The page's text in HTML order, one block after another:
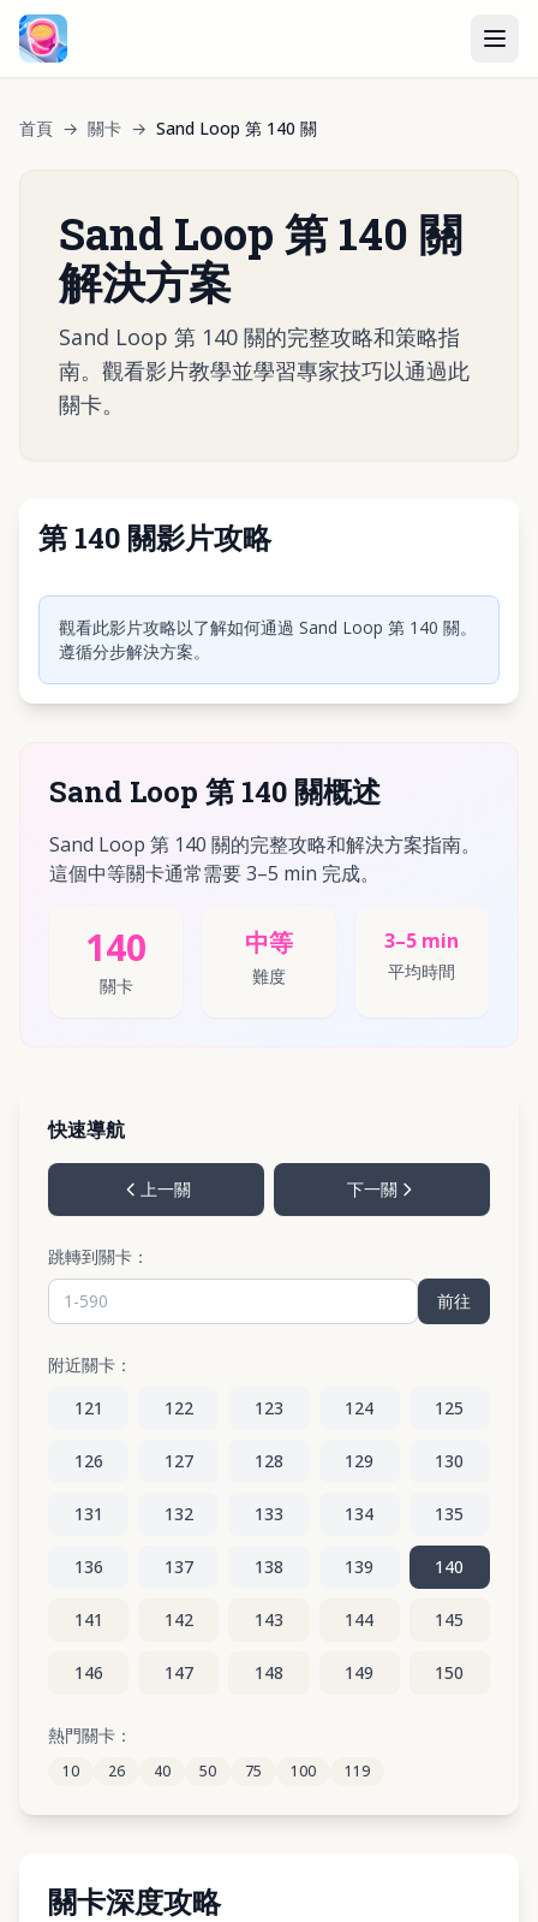
首頁 → 關卡 → Sand Loop 第 140 關
Sand Loop 第 140 關
解決方案
Sand Loop 第 140 關的完整攻略和策略指
南。觀看影片教學並學習專家技巧以通過此
關卡。
第 140 關影片攻略
點擊播放影片
觀看此影片攻略以了解如何通過 Sand Loop 第 140 關。
遵循分步解決方案。
Sand Loop 第 140 關概述
Sand Loop 第 140 關的完整攻略和解決方案指南。
這個中等關卡通常需要 3–5 min 完成。
140
關卡
中等
難度
3–5 min
平均時間
快速導航
上一關 下一關
跳轉到關卡：
前往
附近關卡：
121
122 123 124 125
126 127 128 129 130
131 132 133 134 135
136 137 138 139 140
141 142 143 144 145
146 147 148 149 150
151
156 157 158 159
熱門關卡：
10 26 40 50 75 100 119
關卡深度攻略